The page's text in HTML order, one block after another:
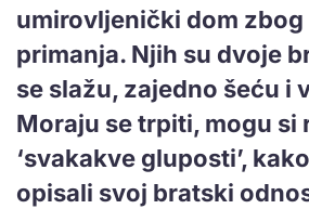
umirovljenički dom zbog
primanja. Njih su dvoje
se slažu, zajedno šeću i
Moraju se trpiti, mogu si
‘svakakve gluposti’,
opisali svoj bratski